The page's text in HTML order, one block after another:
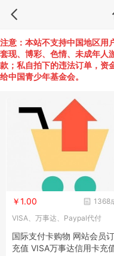
注意：本站不支持中国地区用
套现、博彩、色情、未成年人
款；私自拍下的违法订单，资
给中国青少年基金会。
1368
￥1.00
VISA、万事达、Paypal代付
国际支付卡购物 网站会员
充值 VISA万事达信用卡充